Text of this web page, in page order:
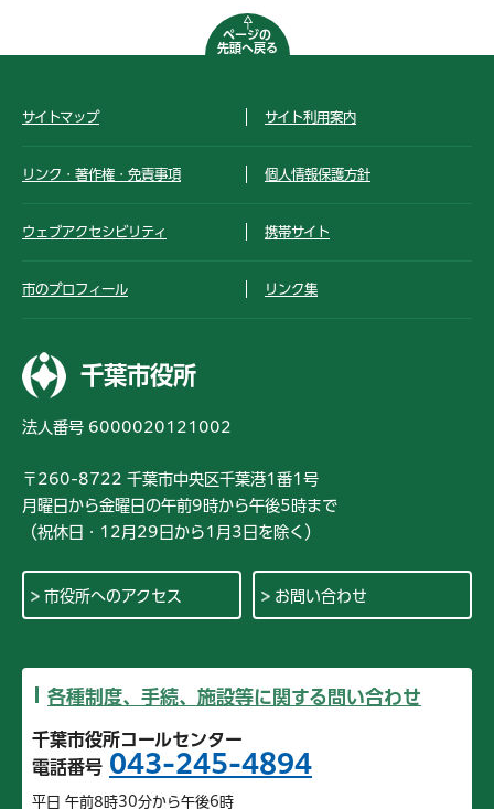
ページの
先頭へ戻る
サイトマップ サイト利用案内
リンク・著作権・免責事項 個人情報保護方針
ウェブアクセシビリティ 携帯サイト
市のプロフィール リンク集
千葉市役所
法人番号 6000020121002
〒260-8722 千葉市中央区千葉港1番1号
月曜日から金曜日の午前9時から午後5時まで
（祝休日・12月29日から1月3日を除く）
市役所へのアクセス お問い合わせ
各種制度、手続、施設等に関する問い合わせ
千葉市役所コールセンター
電話番号 043-245-4894
平日 午前8時30分から午後6時